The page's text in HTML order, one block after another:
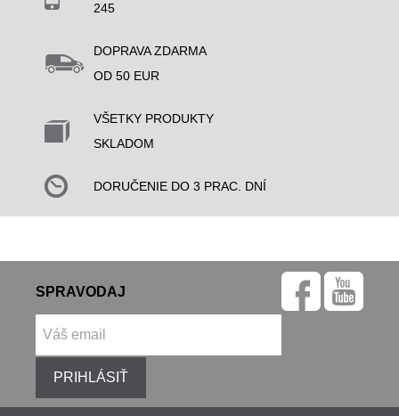
245
DOPRAVA ZDARMA
OD 50 EUR
VŠETKY PRODUKTY
SKLADOM
DORUČENIE DO 3 PRAC. DNÍ
SPRAVODAJ
PRIHLÁSIŤ